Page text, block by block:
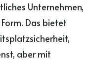
Unternehmen,
Das bietet
aber mit